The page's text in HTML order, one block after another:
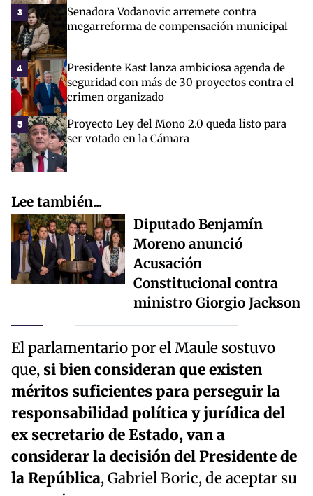
3
Senadora Vodanovic arremete contra
megarreforma de compensación municipal
4
Presidente Kast lanza ambiciosa agenda de
seguridad con más de 30 proyectos contra el
crimen organizado
5
Proyecto Ley del Mono 2.0 queda listo para
ser votado en la Cámara
Lee también...
Diputado Benjamín
Moreno anunció
Acusación
Constitucional contra
ministro Giorgio Jackson
El parlamentario por el Maule sostuvo
que, si bien consideran que existen
méritos suficientes para perseguir la
responsabilidad política y jurídica del
ex secretario de Estado, van a
considerar la decisión del Presidente de
la República, Gabriel Boric, de aceptar su